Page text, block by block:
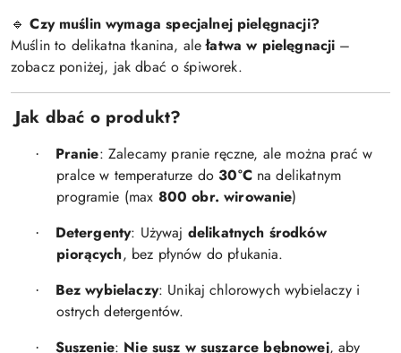
🔹 Czy muślin wymaga specjalnej pielęgnacji?
Muślin to delikatna tkanina, alełatwa w pielęgnacji –
zobacz poniżej, jak dbać o śpiworek.
Jak dbać o produkt?
· Pranie: Zalecamy pranie ręczne, ale można prać w
pralce w temperaturze do30°Cna delikatnym
programie (max 800 obr. wirowanie)
· Detergenty: Używaj delikatnych środków
piorących, bez płynów do płukania.
· Bez wybielaczy: Unikaj chlorowych wybielaczy i
ostrych detergentów.
· Suszenie: Nie susz w suszarce bębnowej, aby